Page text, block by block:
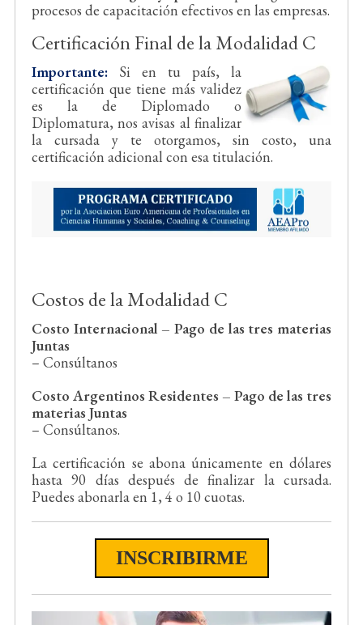
procesos de capacitación efectivos en las empresas.
Certificación Final de la Modalidad C
Importante:Si en tu país, la
certificación que tiene más validez
es la de Diplomado o
Diplomatura, nos avisas al finalizar
la cursada y te otorgamos, sin costo, una
certificación adicional con esa titulación.
Costos de la Modalidad C
Costo Internacional – Pago de las tres materias
Juntas
– Consúltanos
Costo Argentinos Residentes – Pago de las tres
materias Juntas
– Consúltanos.
La certificación se abona únicamente en dólares
hasta 90 días después de finalizar la cursada.
Puedes abonarla en 1, 4 o 10 cuotas.
INSCRIBIRME